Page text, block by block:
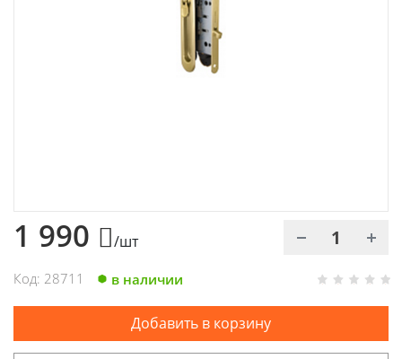
1 990 /шт
Код: 28711 в наличии
Добавить в корзину